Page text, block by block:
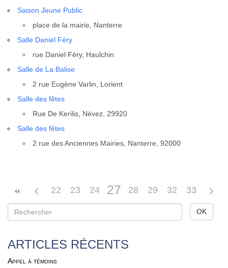
Sai­son Jeune Public
place de la mai­rie, Nan­terre
Salle Daniel Féry
rue Daniel Féry, Haul­chin
Salle de La Balise
2 rue Eugène Var­lin, Lorient
Salle des fêtes
Rue De Keri­lis, Névez, 29920
Salle des fêtes
2 rue des Anciennes Mai­ries, Nan­terre, 92000
22 23 24 25 26
27 28 29 30 31
32 33
ARTICLES RÉCENTS
Appel à témoins